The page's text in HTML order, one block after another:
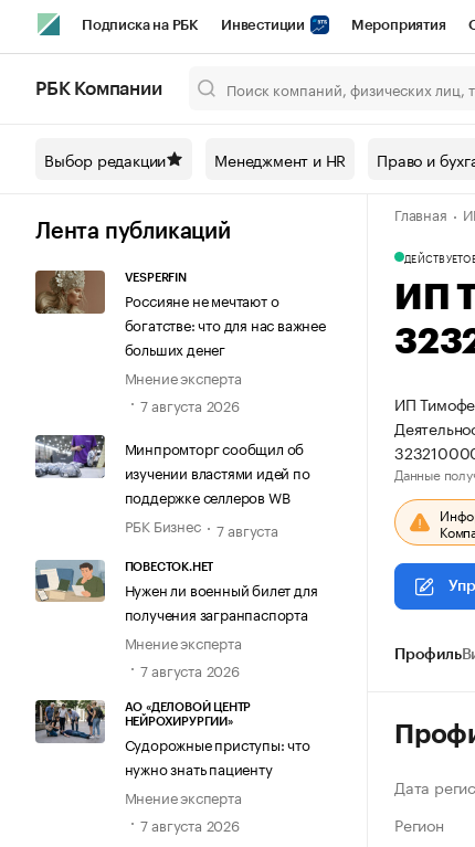
Подписка на РБК Инвестиции Мероприятия
Спецпроекты СПб Конференции СПб Спецпроекты
Технологии и медиа Рынок наличной
РБК Компании
Выбор редакции Менеджмент и HR Право и
Лента публикаций
VESPERFIN
Россияне не мечтают о
богатстве: что для нас важнее
больших денег
Мнение эксперта
7 августа 2026
Минпромторг сообщил об
изучении властями идей по
поддержке селлеров WB
РБК Бизнес
7 августа
ПОВЕСТОК.НЕТ
Нужен ли военный билет для
получения загранпаспорта
Мнение эксперта
7 августа 2026
АО «ДЕЛОВОЙ ЦЕНТР
НЕЙРОХИРУРГИИ»
Судорожные приступы: что
нужно знать пациенту
Мнение эксперта
7 августа 2026
Главная
ДЕЙСТВУЕТ
ИП
ИП
Данные
Профиль
Дата
Регион